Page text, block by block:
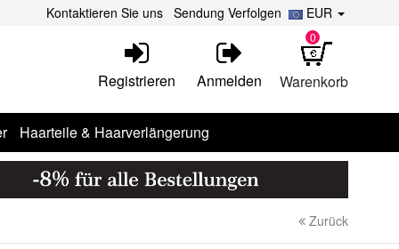
EUR
Kontaktieren Sie uns Sendung Verfolgen
Warenkorb
0
Registrieren Anmelden
Haarteile & Haarverlängerung
Zurück